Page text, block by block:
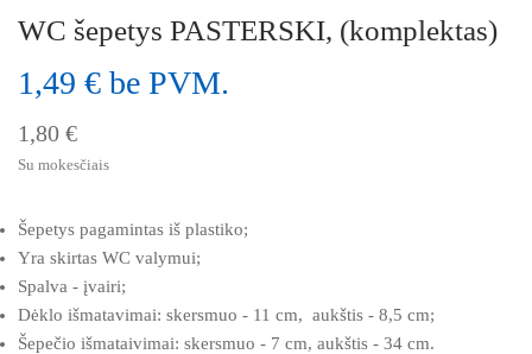
WC šepetys PASTERSKI, (komplektas)
1,49 € be PVM.
1,80 €
Su mokesčiais
Šepetys pagamintas iš plastiko;
Yra skirtas WC valymui;
Spalva - įvairi;
Dėklo išmatavimai: skersmuo - 11 cm, aukštis - 8,5 cm;
Šepečio išmataivimai: skersmuo - 7 cm, aukštis - 34 cm.